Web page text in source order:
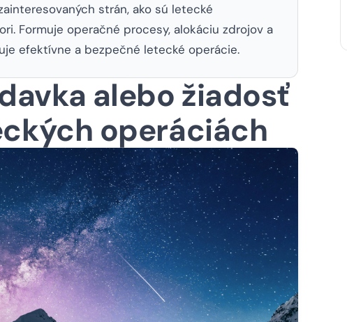
strán, ako sú letecké
Formuje operačné procesy, alokáciu zdrojov a
efektívne a bezpečné letecké operácie.
alebo žiadosť
operáciách